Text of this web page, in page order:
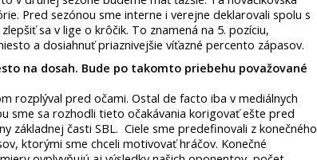
Pred sezónou sme interne i verejne deklarovali spolu s
sa v lige o krôčik. To znamená na 5. pozíciu,
a dosiahnuť priaznivejšie víťazné percento zápasov.
na dosah. Bude po takomto priebehu považované
rozplýval pred očami. Ostal de facto iba v mediálnych
sme sa rozhodli tieto očakávania korigovať ešte pred
základnej časti SBL. Ciele sme predefinovali z konečného
ktorými sme chceli motivovať hráčov. Konečné